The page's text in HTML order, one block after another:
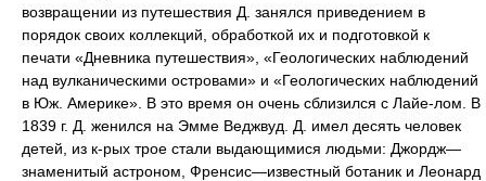
возвращении из путешествия Д. занялся приведением в
порядок своих коллекций, обработкой их и подготовкой к
печати «Дневника путешествия», «Геологических наблюдений
над вулканическими островами» и «Геологических наблюдений
в Юж. Америке». В это время он очень сблизился с Лайе-лом. В
1839 г. Д. женился на Эмме Веджвуд. Д. имел десять человек
детей, из к-рых трое стали выдающимися людьми: Джордж—
знаменитый астроном, Френсис—известный ботаник и Леонард